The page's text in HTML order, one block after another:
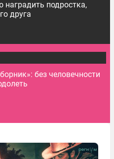
наградить подростка,
друга
без человечности